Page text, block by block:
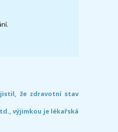
že zdravotní stav
výjimkou je lékařská